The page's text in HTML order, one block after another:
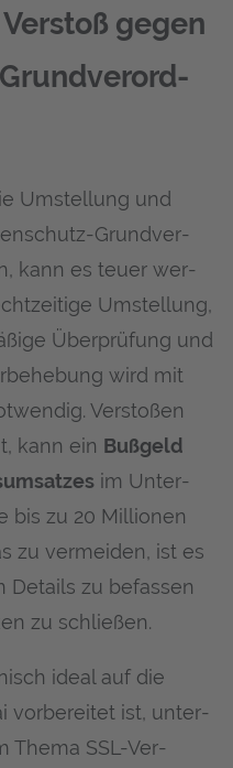
gegen
Umstel­lung und
Grund­ver­
kann es teu­er wer­
Umstel­lung,
Über­prü­fung und
wird mit
Ver­sto­ßen
kann ein Buß­geld
im Unter­
bis zu 20 Mil­lio­nen
zu ver­mei­den, ist es
Details zu befas­sen
zu schließen.
ide­al auf die
vor­be­rei­tet ist, unter­
The­ma SSL-Ver­